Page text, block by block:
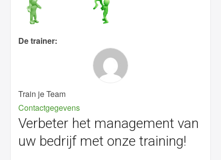
De trainer:
Train je Team
Contactgegevens
Verbeter het management van
uw bedrijf met onze training!